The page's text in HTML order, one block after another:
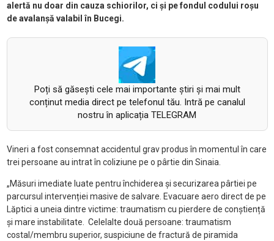
alertă nu doar din cauza schiorilor, ci și pe fondul codului roșu
de avalanșă valabil în Bucegi.
Poți să găsești cele mai importante știri și mai mult
conținut media direct pe telefonul tău. Intră pe canalul
nostru în aplicația TELEGRAM
Vineri a fost consemnat accidentul grav produs în momentul în care
trei persoane au intrat în coliziune pe o pârtie din Sinaia.
„Măsuri imediate luate pentru închiderea și securizarea pârtiei pe
parcursul intervenției masive de salvare. Evacuare aero direct de pe
Lăptici a uneia dintre victime: traumatism cu pierdere de conștiență
și mare instabilitate. Celelalte două persoane: traumatism
costal/membru superior, suspiciune de fractură de piramida